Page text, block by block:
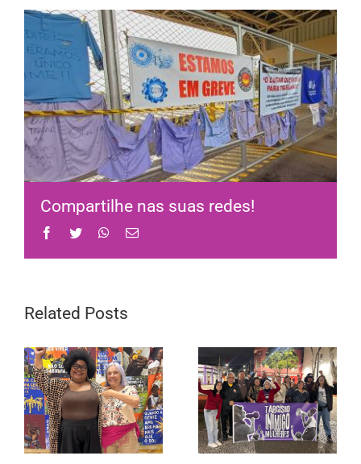
Compartilhe nas suas redes!
Facebook
Twitter WhatsApp
Email
Related Posts